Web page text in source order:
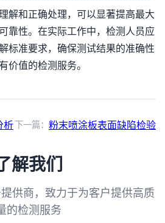
解和正确处理，可以显著提高最大
靠性。在实际工作中，检测人员应
标准要求，确保测试结果的准确性
价值的检测服务。
析 下一篇： 粉末喷涂板表面缺陷检验
解我们
供商，致力于为客户提供高质
的检测服务